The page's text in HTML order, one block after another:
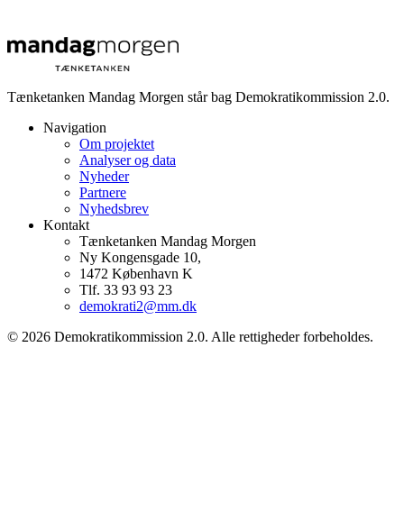
Tænketanken Mandag Morgen står bag Demokratikommission 2.0.
Navigation
Om projektet
Analyser og data
Nyheder
Partnere
Nyhedsbrev
Kontakt
Tænketanken Mandag Morgen
Ny Kongensgade 10,
1472 København K
Tlf. 33 93 93 23
demokrati2@mm.dk
© 2026 Demokratikommission 2.0. Alle rettigheder forbeholdes.